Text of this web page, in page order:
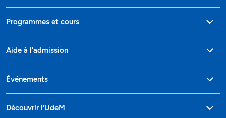
Programmes et cours
Aide à l'admission
Événements
Découvrir l'UdeM